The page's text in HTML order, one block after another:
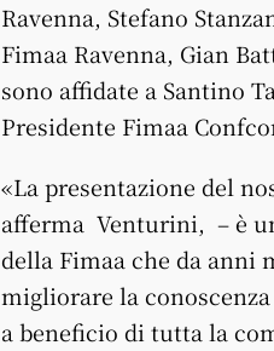
Ravenna, Stefano
Fimaa Ravenna, Gian
sono affidate a Santino
Presidente Fimaa
«La presentazione del
afferma Venturini, – è
della Fimaa che da anni
migliorare la
a beneficio di tutta la